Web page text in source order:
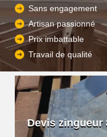
Sans engagement
Artisan passionné
Prix imbattable
Travail de qualité
Devis zingueur